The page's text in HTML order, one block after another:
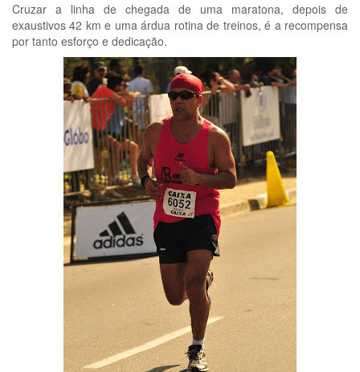
Cruzar a linha de chegada de uma maratona, depois de
exaustivos 42 km e uma árdua rotina de treinos, é a recompensa
por tanto esforço e dedicação.